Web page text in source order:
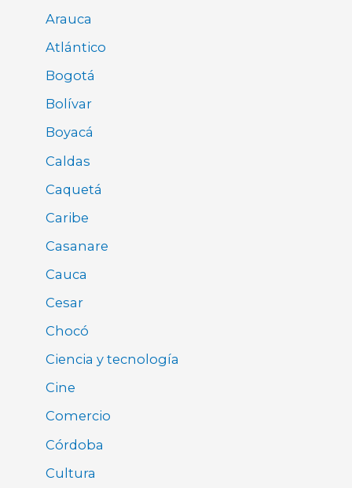
Arauca
Atlántico
Bogotá
Bolívar
Boyacá
Caldas
Caquetá
Caribe
Casanare
Cauca
Cesar
Chocó
Ciencia y tecnología
Cine
Comercio
Córdoba
Cultura